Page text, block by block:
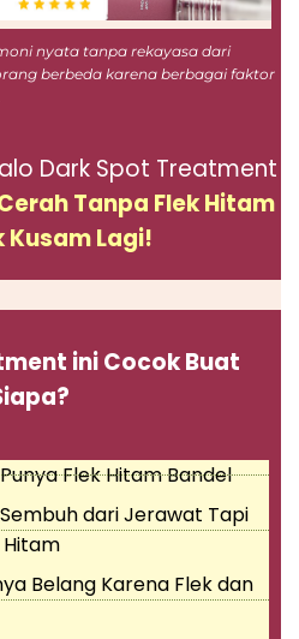
nyata tanpa rekayasa dari
berbeda karena berbagai faktor
Dark Spot Treatment
Tanpa Flek Hitam
Kusam Lagi!
ini Cocok Buat
Flek Hitam Bandel
dari Jerawat Tapi
Hitam
Belang Karena Flek dan